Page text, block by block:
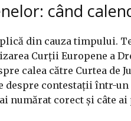
când
din cauza timpului.
Curții Europene a
calea către Curtea de
despre contestații într-
numărat corect și câte